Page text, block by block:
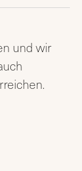
und wir